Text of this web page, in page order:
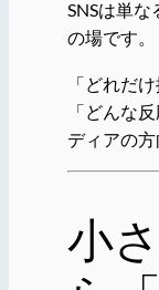
SNSは単
の場です。
「どれだ
「どんな
ディアの方
小